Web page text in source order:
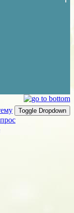
Toggle Dropdown